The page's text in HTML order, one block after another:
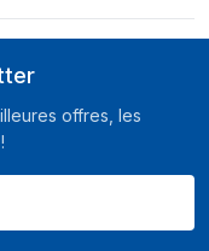
offres, les